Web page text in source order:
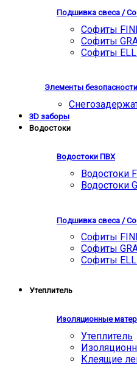
Подшивка свеса /
Софиты
Софиты
Софиты
Элементы
3D заборы
Водостоки
Водостоки ПВХ
Водостоки
Водостоки
Подшивка свеса /
Софиты
Софиты
Софиты
Утеплитель
Изоляционные
Утеплитель
Клеящие